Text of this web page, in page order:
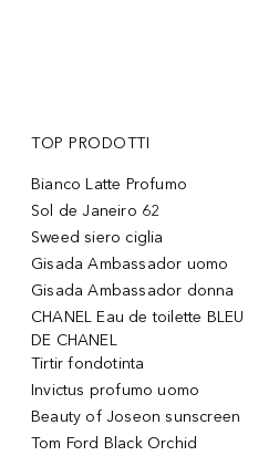
TOP PRODOTTI
Bianco Latte Profumo
Sol de Janeiro 62
Sweed siero ciglia
Gisada Ambassador uomo
Gisada Ambassador donna
CHANEL Eau de toilette BLEU
DE CHANEL
Tirtir fondotinta
Invictus profumo uomo
Beauty of Joseon sunscreen
Tom Ford Black Orchid